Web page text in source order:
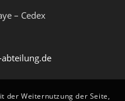
– Cedex
der Weiternutzung der Seite,